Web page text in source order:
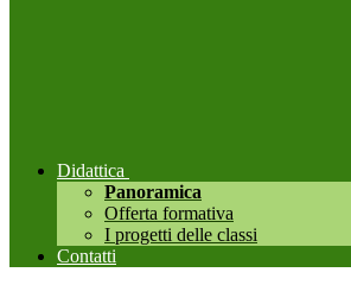
Didattica
Panoramica
Offerta formativa
I progetti delle classi
Contatti